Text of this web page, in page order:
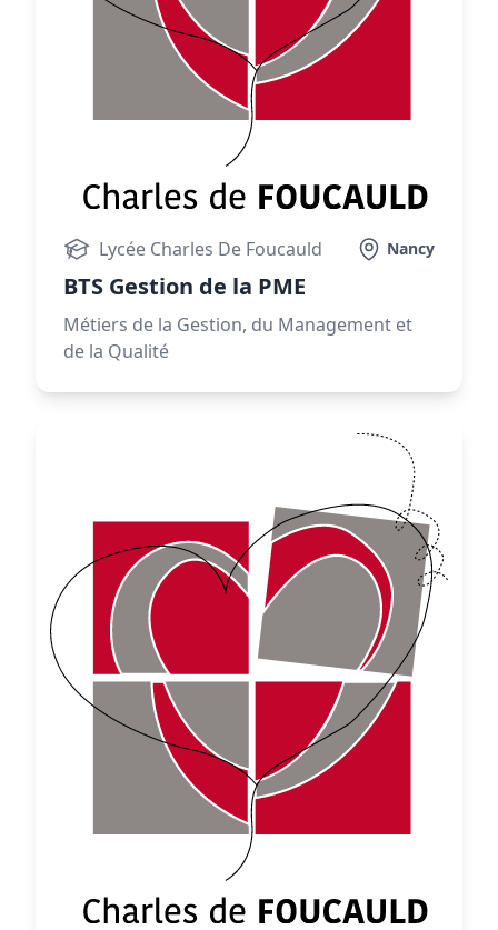
Lycée Charles De Foucauld Nancy
BTS Gestion de la PME
Métiers de la Gestion, du Management et
de la Qualité